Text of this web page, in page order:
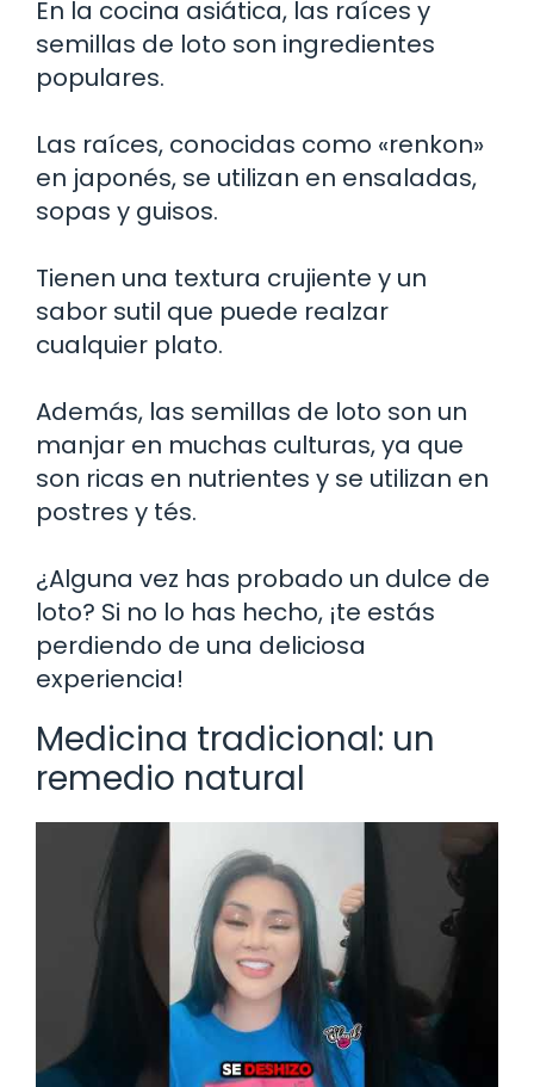
En la cocina asiática, las raíces y
semillas de loto son ingredientes
populares.
Las raíces, conocidas como «renkon»
en japonés, se utilizan en ensaladas,
sopas y guisos.
Tienen una textura crujiente y un
sabor sutil que puede realzar
cualquier plato.
Además, las semillas de loto son un
manjar en muchas culturas, ya que
son ricas en nutrientes y se utilizan en
postres y tés.
¿Alguna vez has probado un dulce de
loto? Si no lo has hecho, ¡te estás
perdiendo de una deliciosa
experiencia!
Medicina tradicional: un
remedio natural